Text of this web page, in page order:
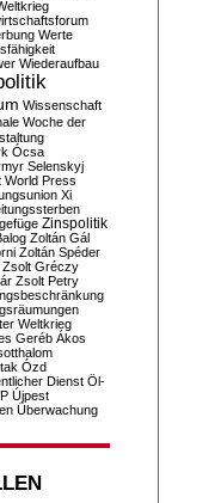
Werte
Wiederaufbau
Wissenschaft
Woche der
Ócsa
Selenskyj
World Press
Xi
Zinspolitik
Zoltán Gál
Zoltán Spéder
Zsolt Gréczy
Zsolt Petry
Weltkrieg
Geréb Ákos
Ózd
Dienst Öl-
Újpest
Überwachung